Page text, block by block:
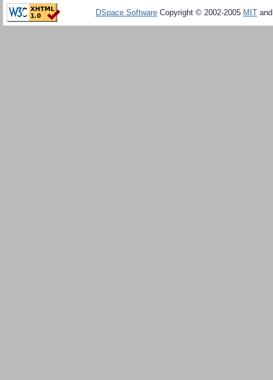
DSpace Software Copyright © 2002-2005 MIT